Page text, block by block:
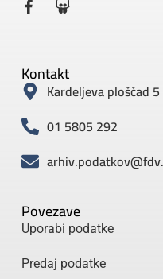
Povezave
Uporabi podatke
Predaj podatke
Kontakt
Kardeljeva ploščad
01 5805 292